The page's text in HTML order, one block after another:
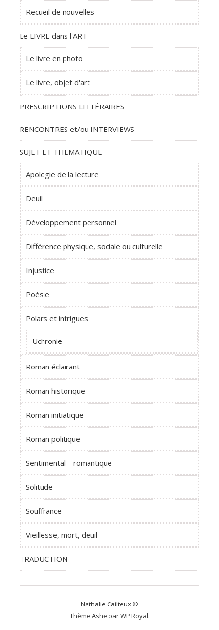
Recueil de nouvelles
Le LIVRE dans l'ART
Le livre en photo
Le livre, objet d'art
PRESCRIPTIONS LITTÉRAIRES
RENCONTRES et/ou INTERVIEWS
SUJET ET THEMATIQUE
Apologie de la lecture
Deuil
Développement personnel
Différence physique, sociale ou culturelle
Injustice
Poésie
Polars et intrigues
Uchronie
Roman éclairant
Roman historique
Roman initiatique
Roman politique
Sentimental – romantique
Solitude
Souffrance
Vieillesse, mort, deuil
TRADUCTION
Nathalie Cailteux ©
Thème Ashe parWP Royal.